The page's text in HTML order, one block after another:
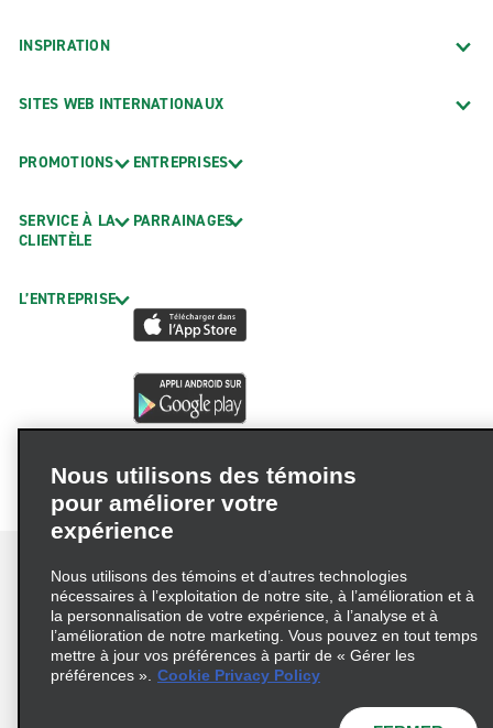
INSPIRATION
SITES WEB INTERNATIONAUX
PROMOTIONS
SERVICE À LA
CLIENTÈLE
L’ENTREPRISE
ENTREPRISES
PARRAINAGES
Conditions d’utilisation
Politique de confidentialité
Politique sur les fichiers témoins
Nous utilisons des témoins
pour améliorer votre
expérience
Nous utilisons des témoins et d’autres technologies
nécessaires à l’exploitation de notre site, à l’amélioration et à
la personnalisation de votre expérience, à l’analyse et à
l’amélioration de notre marketing. Vous pouvez en tout temps
mettre à jour vos préférences à partir de « Gérer les
préférences ». Cookie Privacy Policy